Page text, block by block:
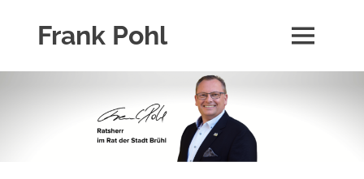
springenFrank Pohl MENÜ